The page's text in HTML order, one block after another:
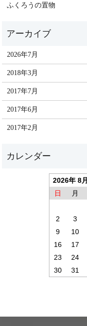
ふくろうの置物
2026年7月
2018年3月
2017年7月
2017年6月
2017年2月
2026年 8月
日
月
2
3
9
10
16
17
23
24
30
31